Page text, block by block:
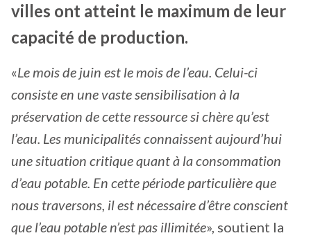
villes ont atteint le maximum de leur
capacité de production.
«Le mois de juin est le mois de l’eau. Celui-ci
consiste en une vaste sensibilisation à la
préservation de cette ressource si chère qu’est
l’eau. Les municipalités connaissent aujourd’hui
une situation critique quant à la consommation
d’eau potable. En cette période particulière que
nous traversons, il est nécessaire d’être conscient
que l’eau potable n’est pas illimitée», soutient la